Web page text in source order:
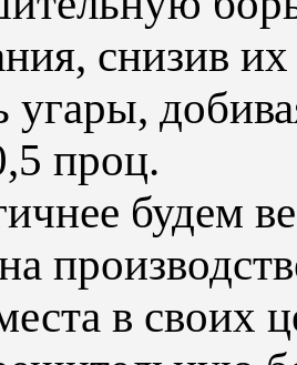
снизив
угары,
проц.
будем
в своих